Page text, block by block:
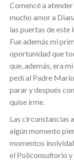
Comencé a
mucho amor a
las puertas de este
Fue además mi
oportunidad que
que, además, era
pedí al Padre
parar y después
quise irme.
Las circunstancias
algún momento
momentos
el Policonsultorio y